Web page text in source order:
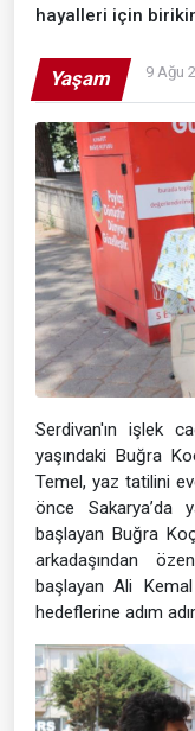
hayalleri için
Yaşam 9 Ağu
Serdivan'ın işlek
yaşındaki Buğra
Temel, yaz tatilini
önce Sakarya’da
başlayan Buğra
arkadaşından
başlayan Ali
hedeflerine adım